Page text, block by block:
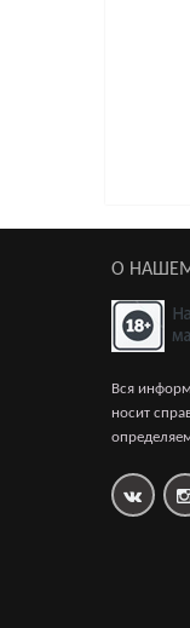
7
8
О
Вся
носит